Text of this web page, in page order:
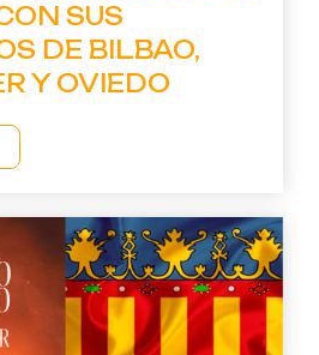
SUS
DE BILBAO,
Y OVIEDO